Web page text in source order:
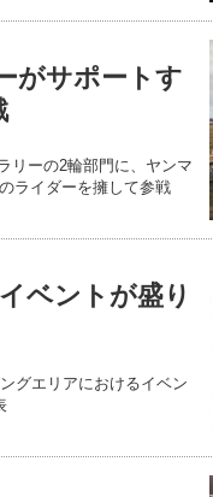
がサポートす
リーの2輪部門に、ヤンマ
ライダーを擁して参戦
ベントが盛り
グエリアにおけるイベン